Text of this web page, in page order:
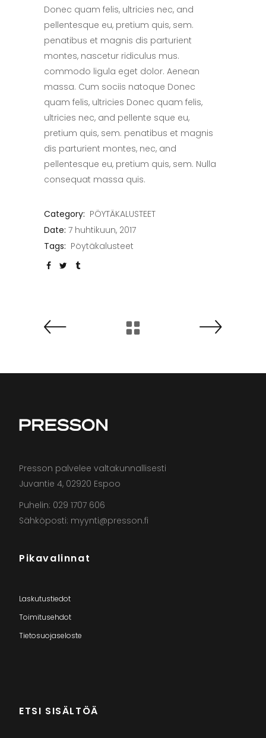
Donec quam felis, ultricies nec, and
pellentesque eu, pretium quis, sem.
penatibus et magnis dis parturient
montes, nascetur ridiculus mus.
commodo ligula eget dolor. Aenean
massa. Cum sociis natoque Donec
quam felis, ultricies Donec quam felis,
ultricies nec, and pellente sque eu,
pretium quis, sem. penatibus et magnis
dis parturient montes, nec, and
pellentesque eu, pretium quis, sem. Nulla
consequat massa quis.
Category: PÖYTÄKALUSTEET
Date: 7 huhtikuun, 2017
Tags: Pöytäkalusteet
Presson palvelee valtakunnallisesti
Juvantie 4, 02920 Espoo
Puhelin: 029 1707 606
Sähköposti: myynti@presson.fi
Pikavalinnat
Laskutustiedot
Toimitusehdot
Tietosuojaseloste
ETSI SISÄLTÖÄ